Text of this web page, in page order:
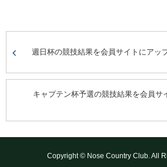
週日杯の競技結果を会員サイトにアッ
キャプテン杯予選の競技結果を会員サ
Copyright © Nose Country Club. All